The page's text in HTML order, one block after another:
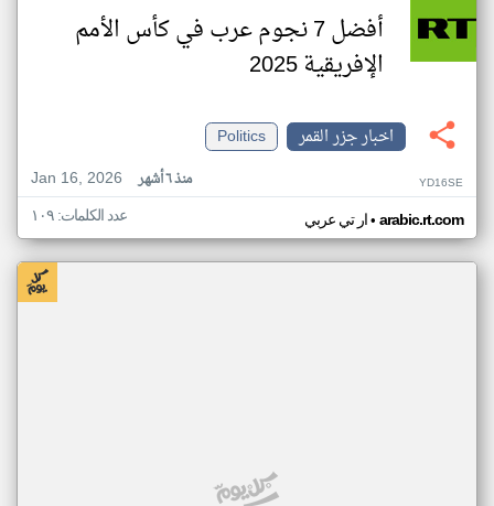
أفضل 7 نجوم عرب في كأس الأمم
الإفريقية 2025
اخبار جزر القمر
Politics
Jan 16, 2026
منذ ٦ أشهر YD16SE
ار تي عربي• arabic.rt.com عدد الكلمات: ١٠٩